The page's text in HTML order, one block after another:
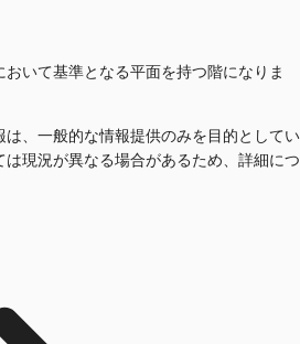
いて基準となる平面を持つ階になりま
、一般的な情報提供のみを目的としてい
は現況が異なる場合があるため、詳細につ